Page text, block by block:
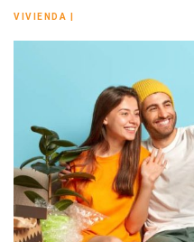
VIVIENDA